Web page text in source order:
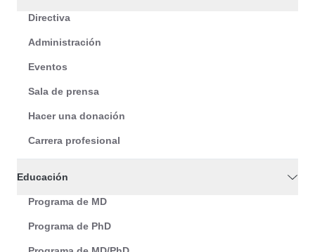
Directiva
Administración
Eventos
Sala de prensa
Hacer una donación
Carrera profesional
Educación
Programa de MD
Programa de PhD